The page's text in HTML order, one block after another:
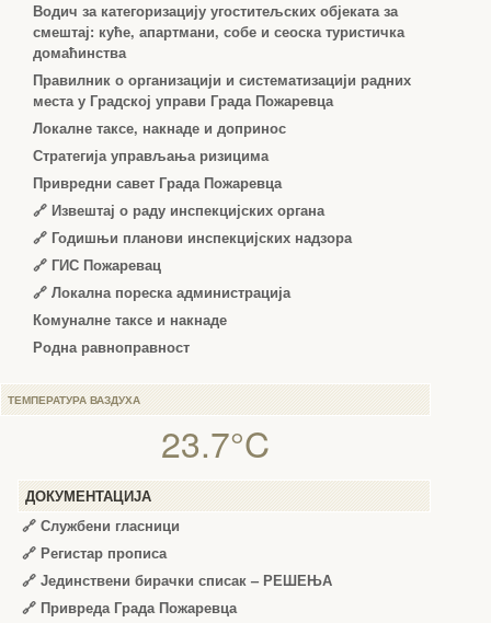
Водич за категоризацију угоститељских објеката за
смештај: куће, апартмани, собе и сеоска туристичка
домаћинства
Правилник о организацији и систематизацији радних
места у Градској управи Града Пожаревца
Локалне таксе, накнаде и допринос
Стратегија управљања ризицима
Привредни савет Града Пожаревца
🔗 Извештај о раду инспекцијских органа
🔗 Годишњи планови инспекцијских надзора
🔗 ГИС Пожаревац
🔗 Локална пореска администрација
Комуналне таксе и накнаде
Родна равноправност
ТЕМПЕРАТУРА ВАЗДУХА
23.7°C
ДОКУМЕНТАЦИЈА
🔗 Службени гласници
🔗 Регистар прописа
🔗 Јединствени бирачки списак – РЕШЕЊА
🔗 Привреда Града Пожаревца